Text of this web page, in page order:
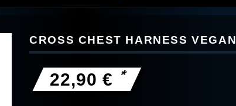
CROSS CHEST HARNESS VEGAN
22,90 € *